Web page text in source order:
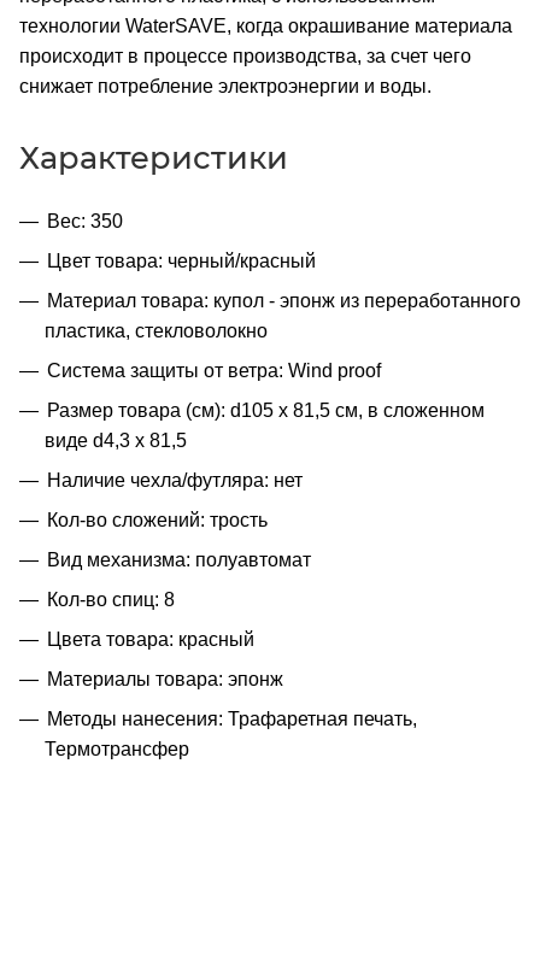
технологии WaterSAVE, когда окрашивание материала
происходит в процессе производства, за счет чего
снижает потребление электроэнергии и воды.
Характеристики
Вес: 350
Цвет товара: черный/красный
Материал товара: купол - эпонж из переработанного
пластика, стекловолокно
Система защиты от ветра: Wind proof
Размер товара (см): d105 х 81,5 см, в сложенном
виде d4,3 х 81,5
Наличие чехла/футляра: нет
Кол-во сложений: трость
Вид механизма: полуавтомат
Кол-во спиц: 8
Цвета товара: красный
Материалы товара: эпонж
Методы нанесения: Трафаретная печать,
Термотрансфер